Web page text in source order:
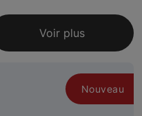
Voir plus
Nouveau